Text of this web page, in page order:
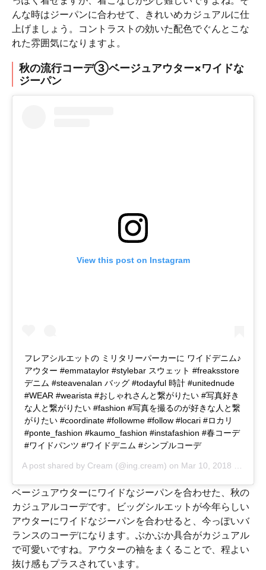
んな時はジーパンに合わせて、きれいめカジュアルに仕
上げましょう。コントラストの効いた配色でぐんとこな
れた雰囲気になりますよ。
秋の流行コーデ③ベージュアウター×ワイドな
ジーパン
View this post on Instagram
フレアシルエットの ミリタリーパーカーに ワイドデニム♪
アウター #emmataylor #stylebar スウェット #freaksstore
デニム #steavenalan バッグ #todayful 時計 #unitednude
#WEAR #wearista #おしゃれさんと繋がりたい #写真好き
な人と繋がりたい #fashion #写真を撮るのが好きな人と繋
がりたい #coordinate #followme #follow #locari #ロカリ
#ponte_fashion #kaumo_fashion #instafashion #春コーデ
#ワイドパンツ #ワイドデニム #シンプルコーデ
A post shared by Cream (@ing.cream) on Mar 10, 2018 at 5:14am PST
ベージュアウターにワイドなジーパンを合わせた、秋の
カジュアルコーデです。ビッグシルエットが今年らしい
アウターにワイドなジーパンを合わせると、今っぽいバ
ランスのコーデになります。ぶかぶか具合がカジュアル
で可愛いですね。アウターの袖をまくることで、程よい
抜け感もプラスされています。